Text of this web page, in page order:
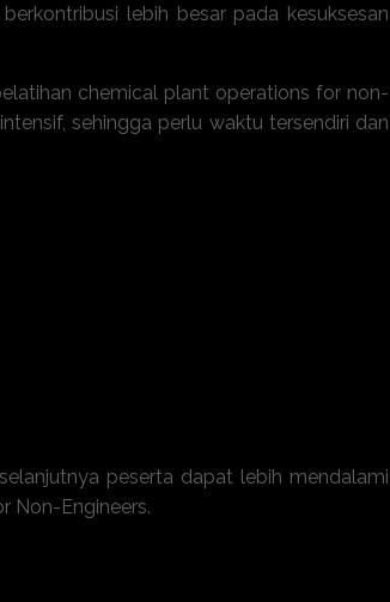
lebih besar pada kesuksesan
chemical plant operations for non-
sehingga perlu waktu tersendiri dan
peserta dapat lebih mendalami
Non-Engineers.